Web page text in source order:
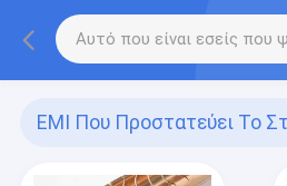
EMI Που Προστατεύει Το